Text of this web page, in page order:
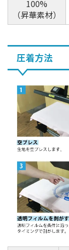
100%
（昇華素材）
圧着方法